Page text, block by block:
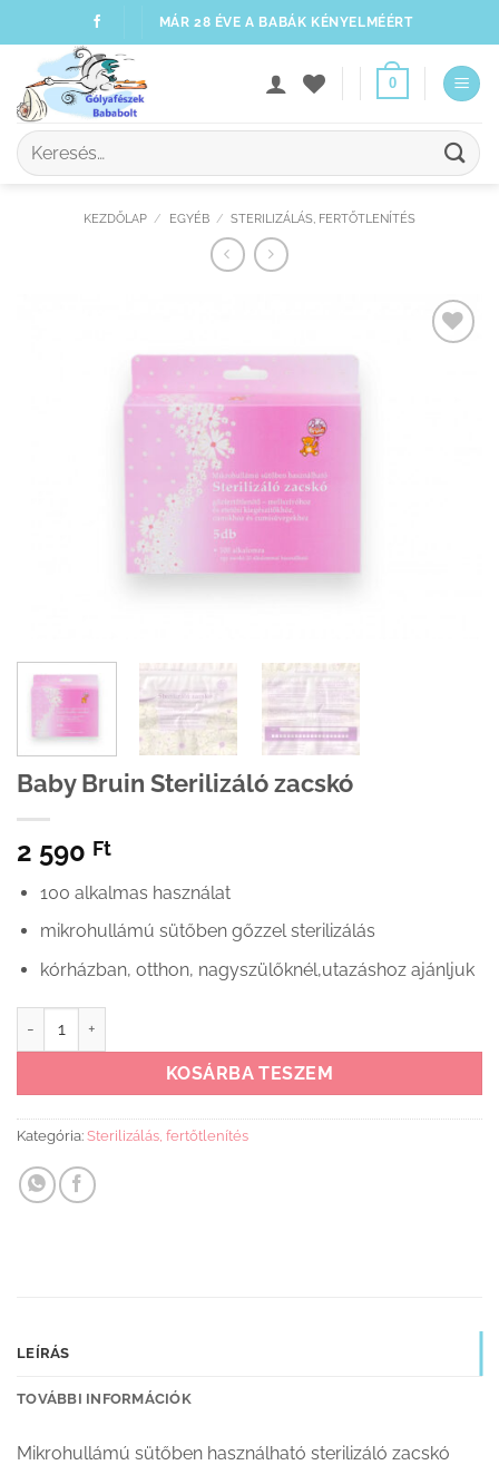
to
content
MÁR 28 ÉVE A BABÁK KÉNYELMÉÉRT
0
Keresés
a
KEZDŐLAP / EGYÉB / STERILIZÁLÁS, FERTŐTLENÍTÉS
Baby Bruin Sterilizáló zacskó
2 590 Ft
100 alkalmas használat
mikrohullámú sütőben gőzzel sterilizálás
kórházban, otthon, nagyszülőknél,utazáshoz ajánljuk
KOSÁRBA TESZEM
Kategória: Sterilizálás, fertőtlenítés
LEÍRÁS
TOVÁBBI INFORMÁCIÓK
Mikrohullámú sütőben használható sterilizáló zacskó